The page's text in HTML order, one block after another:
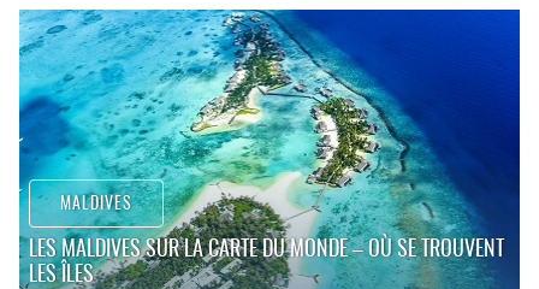
MALDIVES
LES MALDIVES SUR LA CARTE DU MONDE – OÙ SE TROUVENT
LES ÎLES